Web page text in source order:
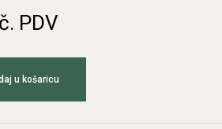
PDV
u košaricu